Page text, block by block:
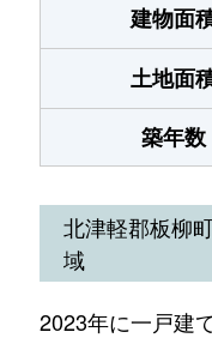
建物面
土地面
築年数
北津軽郡板柳
域
2023年に一戸建